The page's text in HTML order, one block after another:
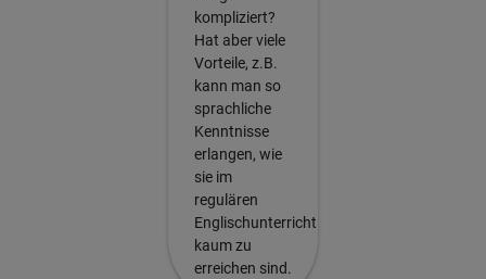
kompliziert?
Hat aber viele
Vorteile, z.B.
kann man so
sprachliche
Kenntnisse
erlangen, wie
sie im
regulären
Englischunterricht
kaum zu
erreichen sind.